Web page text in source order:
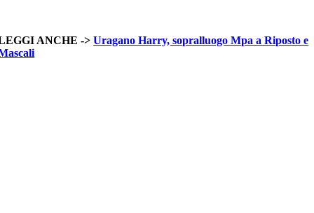
ANCHE ->Uragano Harry, sopralluogo Mpa a Riposto e